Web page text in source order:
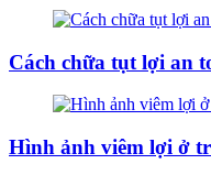
Cách chữa tụt lợi an
Hình ảnh viêm lợi ở